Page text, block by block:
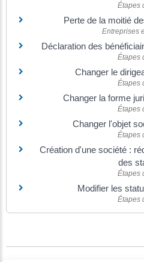
Étapes
Perte de la moitié
Entreprises
Déclaration des
Étapes
Changer le
Étapes
Changer la forme
Étapes
Changer l'objet
Étapes
Création d'une société :
des
Étapes
Modifier les
Étapes